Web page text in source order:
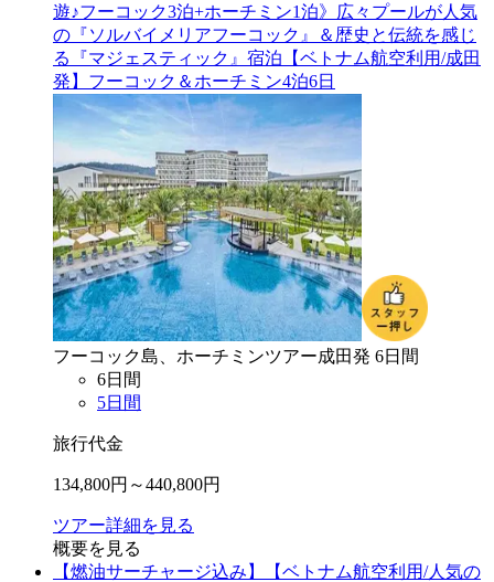
遊♪フーコック3泊+ホーチミン1泊》広々プールが人気
の『ソルバイメリアフーコック』＆歴史と伝統を感じ
る『マジェスティック』宿泊【ベトナム航空利用/成田
発】フーコック＆ホーチミン4泊6日
フーコック島、ホーチミンツアー成田発 6日間
6日間
5日間
旅行代金
134,800円～440,800円
ツアー詳細を見る
概要を見る
【燃油サーチャージ込み】【ベトナム航空利用/人気の